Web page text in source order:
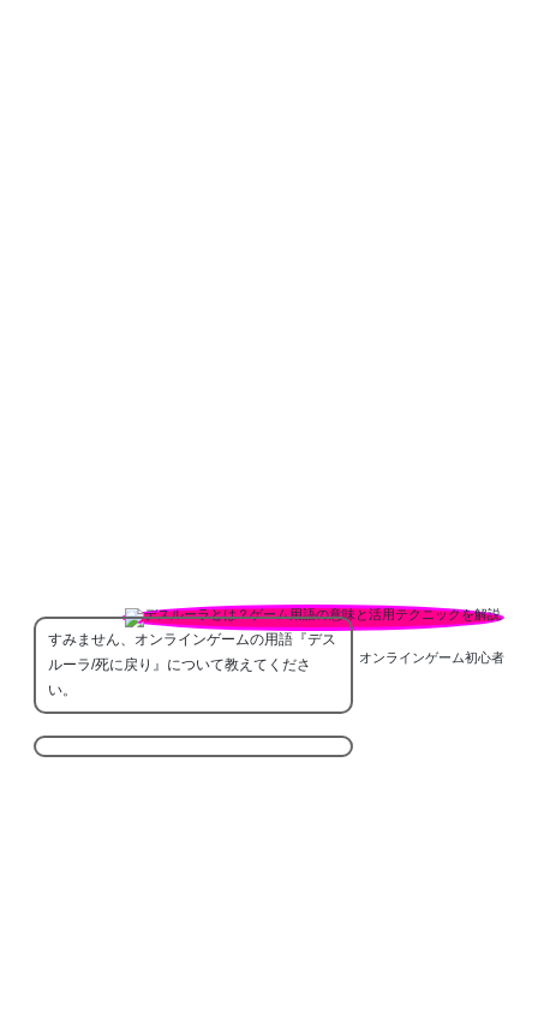
オンラインゲーム初心者
すみません、オンラインゲームの用語『デス
ルーラ/死に戻り』について教えてくださ
い。